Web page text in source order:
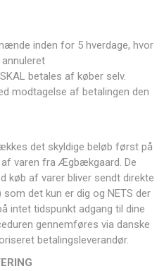
inden for 5 hverdage, hvor
betales af køber selv.
modtagelse af betalingen den
det skyldige beløb først på
varen fra Ægbækgaard. De
køb af varer bliver sendt direkte
det kun er dig og NETS der
intet tidspunkt adgang til dine
gennemføres via danske
betalingsleverandør.